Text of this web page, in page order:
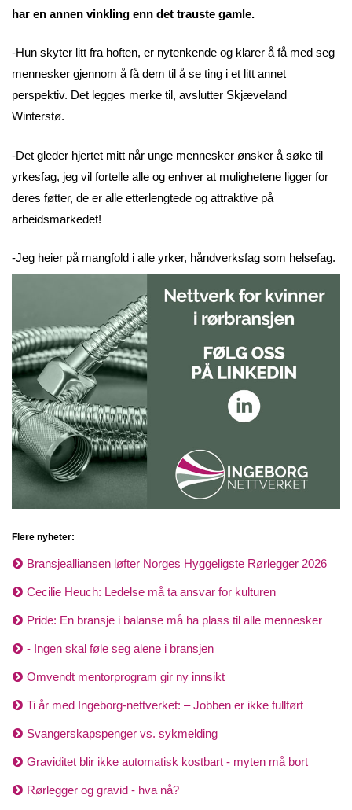
har en annen vinkling enn det trauste gamle.
-Hun skyter litt fra hoften, er nytenkende og klarer å få med seg
mennesker gjennom å få dem til å se ting i et litt annet
perspektiv. Det legges merke til, avslutter Skjæveland
Winterstø.
-Det gleder hjertet mitt når unge mennesker ønsker å søke til
yrkesfag, jeg vil fortelle alle og enhver at mulighetene ligger for
deres føtter, de er alle etterlengtede og attraktive på
arbeidsmarkedet!
-Jeg heier på mangfold i alle yrker, håndverksfag som helsefag.
Flere nyheter:
Bransjealliansen løfter Norges Hyggeligste Rørlegger 2026
Cecilie Heuch: Ledelse må ta ansvar for kulturen
Pride: En bransje i balanse må ha plass til alle mennesker
- Ingen skal føle seg alene i bransjen
Omvendt mentorprogram gir ny innsikt
Ti år med Ingeborg-nettverket: – Jobben er ikke fullført
Svangerskapspenger vs. sykmelding
Graviditet blir ikke automatisk kostbart - myten må bort
Rørlegger og gravid - hva nå?